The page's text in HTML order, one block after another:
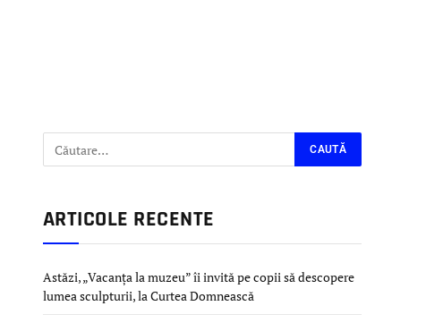
ARTICOLE RECENTE
Astăzi, „Vacanța la muzeu” îi invită pe copii să descopere
lumea sculpturii, la Curtea Domnească